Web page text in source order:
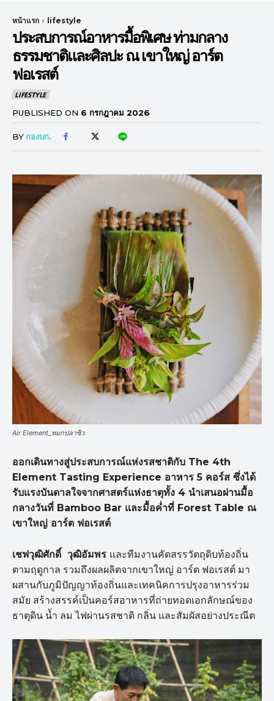
หน้าแรก lifestyle
ประสบการณ์อาหารมื้อพิเศษ ท่ามกลาง
ธรรมชาติและศิลปะ ณ เขาใหญ่ อาร์ต
ฟอเรสต์
LIFESTYLE
PUBLISHED ON 6 กรกฎาคม 2026
BY กองบก.
Air Element_หมกปลาซิว
ออกเดินทางสู่ประสบการณ์แห่งรสชาติกับ The 4th
Element Tasting Experience อาหาร 5 คอร์ส ซึ่งได้
รับแรงบันดาลใจจากศาสตร์แห่งธาตุทั้ง 4 นำเสนอผ่านมื้อ
กลางวันที่ Bamboo Bar และมื้อค่ำที่ Forest Table ณ
เขาใหญ่ อาร์ต ฟอเรสต์
เชฟวุฒิศักดิ์ วุฒิอัมพร และทีมงานคัดสรรวัตถุดิบท้องถิ่น
ตามฤดูกาล รวมถึงผลผลิตจากเขาใหญ่ อาร์ต ฟอเรสต์ มา
ผสานกับภูมิปัญญาท้องถิ่นและเทคนิคการปรุงอาหารร่วม
สมัย สร้างสรรค์เป็นคอร์สอาหารที่ถ่ายทอดเอกลักษณ์ของ
ธาตุดิน น้ำ ลม ไฟผ่านรสชาติ กลิ่น และสัมผัสอย่างประณีต